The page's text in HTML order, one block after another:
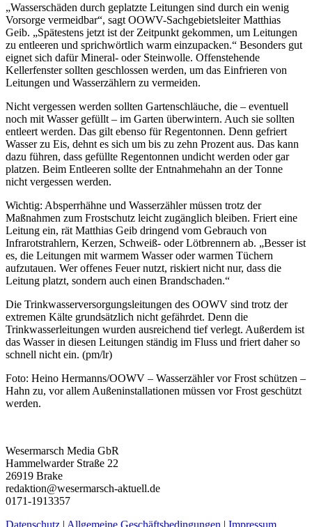
„Wasserschäden durch geplatzte Leitungen sind durch ein wenig
Vorsorge vermeidbar“, sagt OOWV-Sachgebietsleiter Matthias
Geib. „Spätestens jetzt ist der Zeitpunkt gekommen, um Leitungen
zu entleeren und sprichwörtlich warm einzupacken.“ Besonders gut
eignet sich dafür Mineral- oder Steinwolle. Offenstehende
Kellerfenster sollten geschlossen werden, um das Einfrieren von
Leitungen und Wasserzählern zu vermeiden.
Nicht vergessen werden sollten Gartenschläuche, die – eventuell
noch mit Wasser gefüllt – im Garten überwintern. Auch sie sollten
entleert werden. Das gilt ebenso für Regentonnen. Denn gefriert
Wasser zu Eis, dehnt es sich um bis zu zehn Prozent aus. Das kann
dazu führen, dass gefüllte Regentonnen undicht werden oder gar
platzen. Beim Entleeren sollte der Entnahmehahn an der Tonne
nicht vergessen werden.
Wichtig: Absperrhähne und Wasserzähler müssen trotz der
Maßnahmen zum Frostschutz leicht zugänglich bleiben. Friert eine
Leitung ein, rät Matthias Geib dringend vom Gebrauch von
Infrarotstrahlern, Kerzen, Schweiß- oder Lötbrennern ab. „Besser ist
es, die Leitungen mit warmem Wasser oder warmen Tüchern
aufzutauen. Wer offenes Feuer nutzt, riskiert nicht nur, dass die
Leitung platzt, sondern auch einen Brandschaden.“
Die Trinkwasserversorgungsleitungen des OOWV sind trotz der
extremen Kälte grundsätzlich nicht gefährdet. Denn die
Trinkwasserleitungen wurden ausreichend tief verlegt. Außerdem ist
das Wasser in diesen Leitungen ständig im Fluss und friert daher so
schnell nicht ein. (pm/lr)
Foto: Heino Hermanns/OOWV – Wasserzähler vor Frost schützen –
Hahn zu, vor allem Außeninstallationen müssen vor Frost geschützt
werden.
Wesermarsch Media GbR
Hammelwarder Straße 22
26919 Brake
redaktion@wesermarsch-aktuell.de
0171-1913357
Datenschutz | Allgemeine Geschäftsbedingungen | Impressum